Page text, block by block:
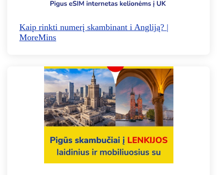
Kaip rinkti numerį skambinant i Angliją? |
MoreMins